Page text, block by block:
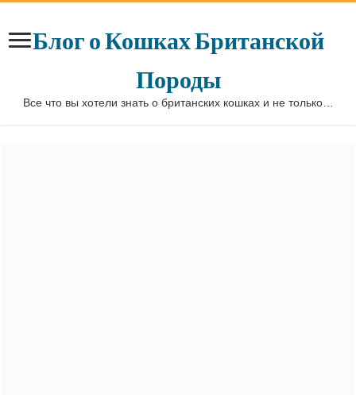
Блог о Кошках Британской
Породы
Все что вы хотели знать о британских кошках и не только…